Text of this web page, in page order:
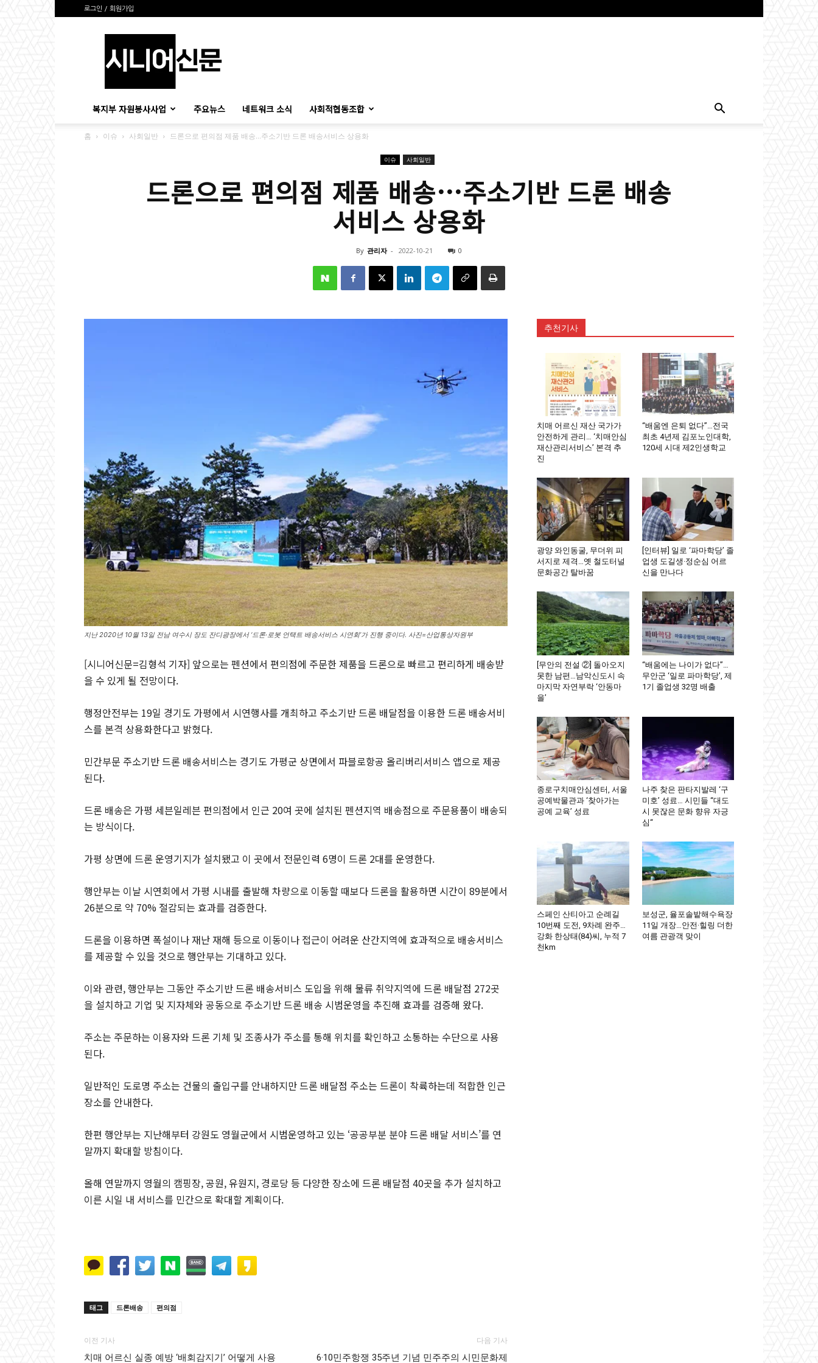
로그인 / 회원가입
니
어
복지부 자원봉사사업 주요뉴스 네트워크 소식 사회적협동조합
홈 이슈 사회일반 드론으로 편의점 제품 배송…주소기반 드론 배송서비스 상용화
이슈 사회일반
드론으로 편의점 제품 배송…주소기반 드론 배송
서비스 상용화
By 관리자 - 2022-10-21 0
지난 2020년 10월 13일 전남 여수시 장도 잔디광장에서 ‘드론·로봇 언택트 배송서비스 시연회’가 진행 중이다. 사진=산업통상자원부
[시니어신문=김형석 기자] 앞으로는 펜션에서 편의점에 주문한 제품을 드론으로 빠르고 편리하게 배송받
을 수 있게 될 전망이다.
행정안전부는 19일 경기도 가평에서 시연행사를 개최하고 주소기반 드론 배달점을 이용한 드론 배송서비
스를 본격 상용화한다고 밝혔다.
민간부문 주소기반 드론 배송서비스는 경기도 가평군 상면에서 파블로항공 올리버리서비스 앱으로 제공
된다.
드론 배송은 가평 세븐일레븐 편의점에서 인근 20여 곳에 설치된 펜션지역 배송점으로 주문용품이 배송되
는 방식이다.
가평 상면에 드론 운영기지가 설치됐고 이 곳에서 전문인력 6명이 드론 2대를 운영한다.
행안부는 이날 시연회에서 가평 시내를 출발해 차량으로 이동할 때보다 드론을 활용하면 시간이 89분에서
26분으로 약 70% 절감되는 효과를 검증한다.
드론을 이용하면 폭설이나 재난 재해 등으로 이동이나 접근이 어려운 산간지역에 효과적으로 배송서비스
를 제공할 수 있을 것으로 행안부는 기대하고 있다.
이와 관련, 행안부는 그동안 주소기반 드론 배송서비스 도입을 위해 물류 취약지역에 드론 배달점 272곳
을 설치하고 기업 및 지자체와 공동으로 주소기반 드론 배송 시범운영을 추진해 효과를 검증해 왔다.
주소는 주문하는 이용자와 드론 기체 및 조종사가 주소를 통해 위치를 확인하고 소통하는 수단으로 사용
된다.
일반적인 도로명 주소는 건물의 출입구를 안내하지만 드론 배달점 주소는 드론이 착륙하는데 적합한 인근
장소를 안내한다.
한편 행안부는 지난해부터 강원도 영월군에서 시범운영하고 있는 ‘공공부분 분야 드론 배달 서비스’를 연
말까지 확대할 방침이다.
올해 연말까지 영월의 캠핑장, 공원, 유원지, 경로당 등 다양한 장소에 드론 배달점 40곳을 추가 설치하고
이른 시일 내 서비스를 민간으로 확대할 계획이다.
태그 드론배송 편의점
이전 기사
치매 어르신 실종 예방 ‘배회감지기’ 어떻게 사용
다음 기사
6·10민주항쟁 35주년 기념 민주주의 시민문화제
추천기사
치매 어르신 재산 국가가
안전하게 관리… ‘치매안심
재산관리서비스’ 본격 추
진
“배움엔 은퇴 없다”…전국
최초 4년제 김포노인대학,
120세 시대 제2인생학교
광양 와인동굴, 무더위 피
서지로 제격…옛 철도터널
문화공간 탈바꿈
[인터뷰] 일로 ‘파마학당’ 졸
업생 도길생·정순심 어르
신을 만나다
[무안의 전설 ②] 돌아오지
못한 남편…남악신도시 속
마지막 자연부락 ‘안동마
을’
“배움에는 나이가 없다”…
무안군 ‘일로 파마학당’, 제
1기 졸업생 32명 배출
종로구치매안심센터, 서울
공예박물관과 ‘찾아가는
공예 교육’ 성료
나주 찾은 판타지발레 ‘구
미호’ 성료… 시민들 “대도
시 못잖은 문화 향유 자긍
심“
스페인 산티아고 순례길
10번째 도전, 9차례 완주…
강화 한상태(84)씨, 누적 7
천km
보성군, 율포솔밭해수욕장
11일 개장…안전·힐링 더한
여름 관광객 맞이